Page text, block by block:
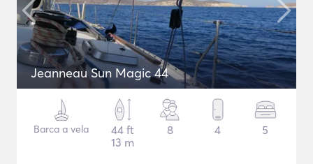
Jeanneau Sun Magic 44
Barca a vela
44 ft
13 m
8 4 5